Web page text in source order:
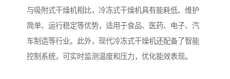
与吸附式干燥机相比，冷冻式干燥机具有能耗低、维护
简单、运行稳定等优势，适用于食品、医药、电子、汽
车制造等行业。此外，现代冷冻式干燥机还配备了智能
控制系统，可实时监测温度和压力，优化能效表现。